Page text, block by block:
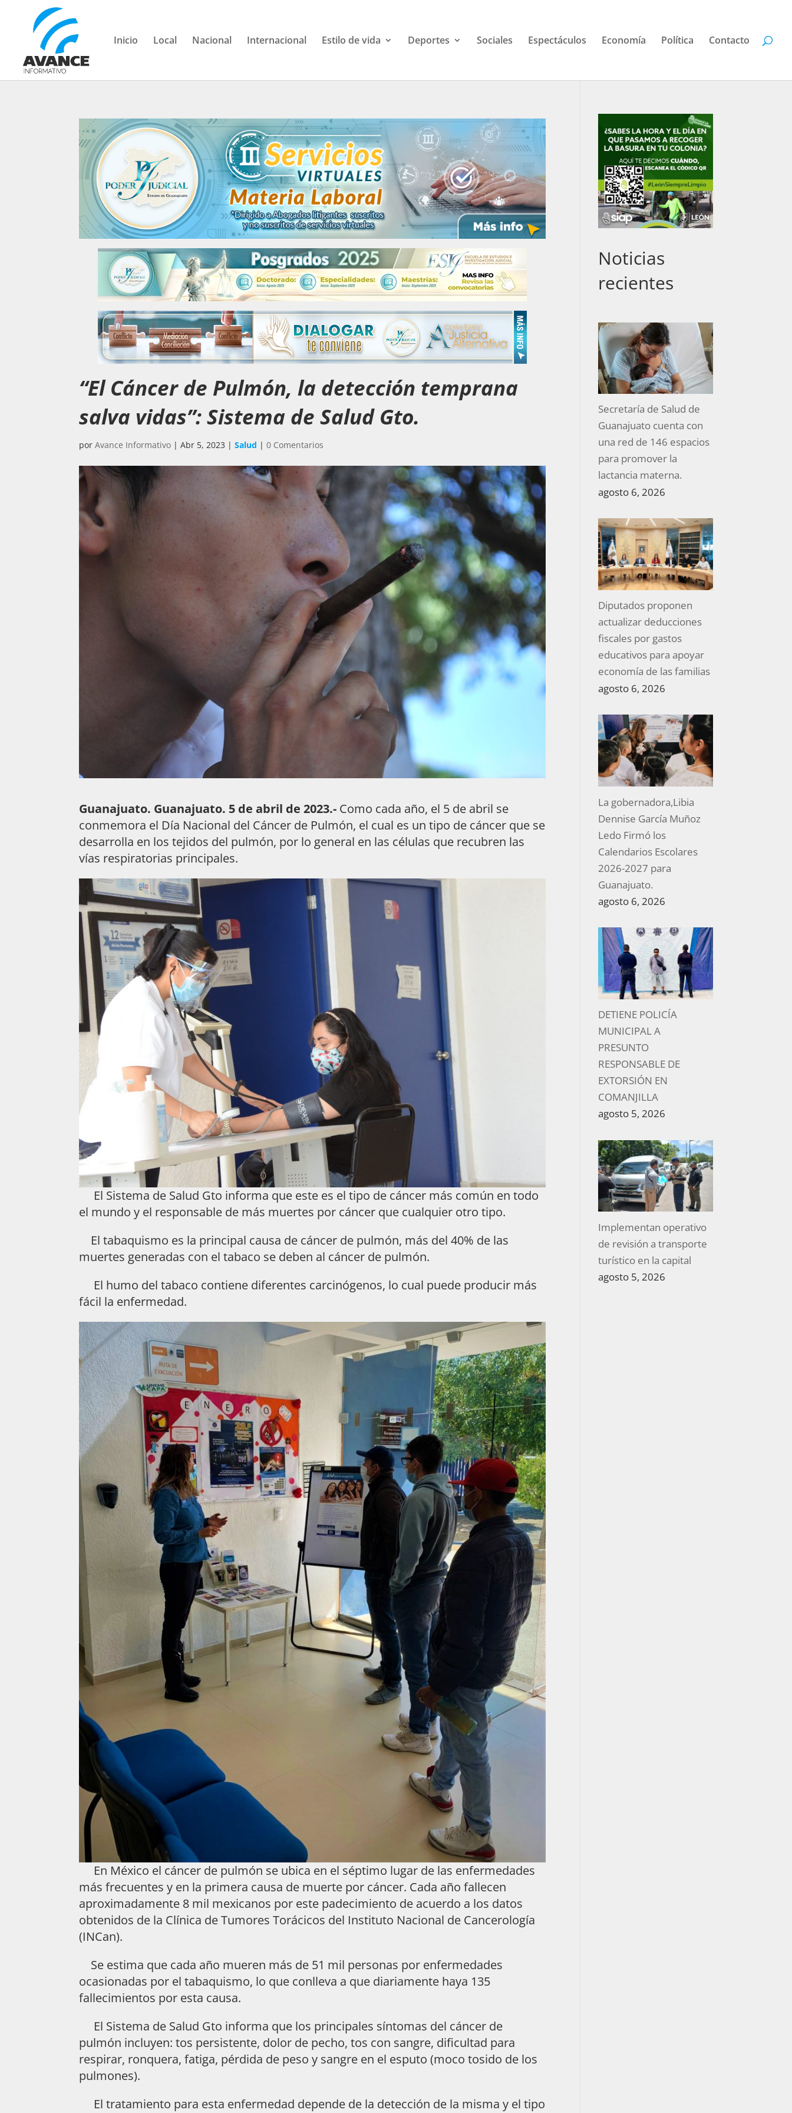
Inicio Local Nacional Internacional Estilo de vida Deportes Sociales Espectáculos Economía Política Contacto
“El Cáncer de Pulmón, la detección temprana
salva vidas”: Sistema de Salud Gto.
porAvance Informativo |Abr 5, 2023 |Salud |0 Comentarios
Guanajuato. Guanajuato. 5 de abril de 2023.- Como cada año, el 5 de abril se
conmemora el Día Nacional del Cáncer de Pulmón, el cual es un tipo de cáncer que se
desarrolla en los tejidos del pulmón, por lo general en las células que recubren las
vías respiratorias principales.
El Sistema de Salud Gto informa que este es el tipo de cáncer más común en todo
el mundo y el responsable de más muertes por cáncer que cualquier otro tipo.
El tabaquismo es la principal causa de cáncer de pulmón, más del 40% de las
muertes generadas con el tabaco se deben al cáncer de pulmón.
El humo del tabaco contiene diferentes carcinógenos, lo cual puede producir más
fácil la enfermedad.
En México el cáncer de pulmón se ubica en el séptimo lugar de las enfermedades
más frecuentes y en la primera causa de muerte por cáncer. Cada año fallecen
aproximadamente 8 mil mexicanos por este padecimiento de acuerdo a los datos
obtenidos de la Clínica de Tumores Torácicos del Instituto Nacional de Cancerología
(INCan).
Se estima que cada año mueren más de 51 mil personas por enfermedades
ocasionadas por el tabaquismo, lo que conlleva a que diariamente haya 135
fallecimientos por esta causa.
El Sistema de Salud Gto informa que los principales síntomas del cáncer de
pulmón incluyen: tos persistente, dolor de pecho, tos con sangre, dificultad para
respirar, ronquera, fatiga, pérdida de peso y sangre en el esputo (moco tosido de los
pulmones).
El tratamiento para esta enfermedad depende de la detección de la misma y el tipo
Noticias
recientes
Secretaría de Salud de
Guanajuato cuenta con
una red de 146 espacios
para promover la
lactancia materna.
agosto 6, 2026
Diputados proponen
actualizar deducciones
fiscales por gastos
educativos para apoyar
economía de las familias
agosto 6, 2026
La gobernadora,Libia
Dennise García Muñoz
Ledo Firmó los
Calendarios Escolares
2026-2027 para
Guanajuato.
agosto 6, 2026
DETIENE POLICÍA
MUNICIPAL A
PRESUNTO
RESPONSABLE DE
EXTORSIÓN EN
COMANJILLA
agosto 5, 2026
Implementan operativo
de revisión a transporte
turístico en la capital
agosto 5, 2026